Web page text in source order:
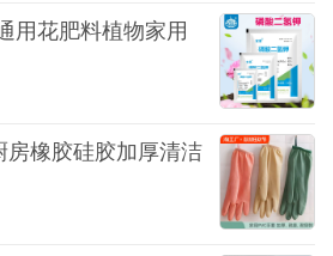
用花肥料植物家用
橡胶硅胶加厚清洁